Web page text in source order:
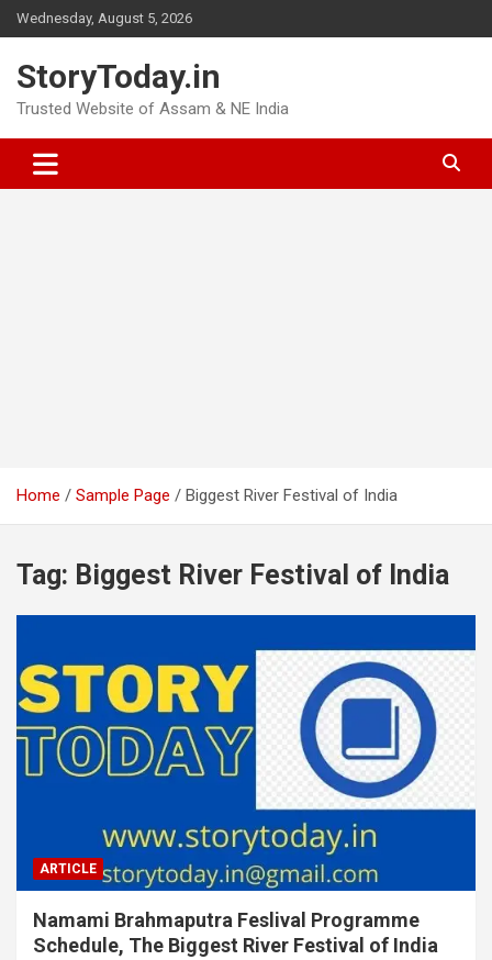
Skip
to
Wednesday, August 5, 2026
StoryToday.in
Trusted Website of Assam & NE India
Home Sample Page Biggest River Festival of India
Tag: Biggest River Festival of India
ARTICLE
Namami Brahmaputra Feslival Programme
Schedule, The Biggest River Festival of India